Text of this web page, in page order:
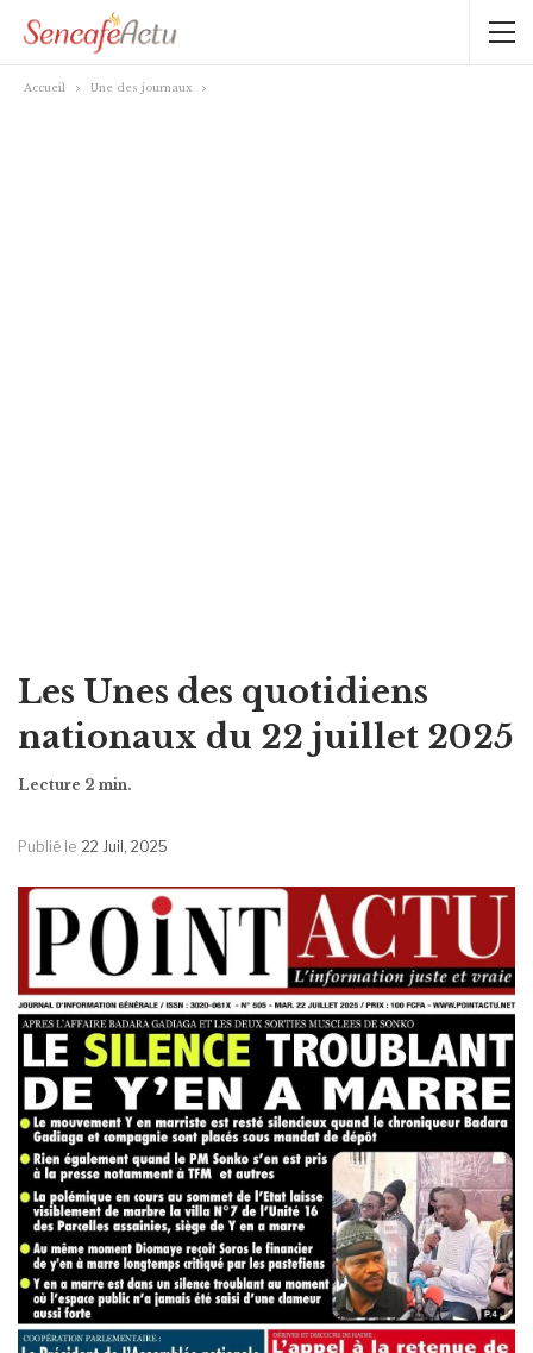
Accueil Une des journaux
Les Unes des quotidiens
nationaux du 22 juillet 2025
Publié le 22 Juil, 2025